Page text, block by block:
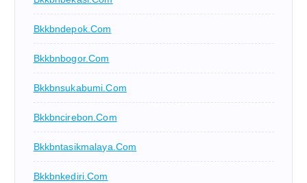
Bkkbndepok.com
Bkkbnbogor.com
Bkkbnsukabumi.com
Bkkbncirebon.com
Bkkbntasikmalaya.com
Bkkbnkediri.com